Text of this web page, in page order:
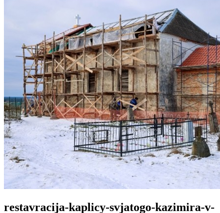
restavracija-kaplicy-svjatogo-kazimira-v-